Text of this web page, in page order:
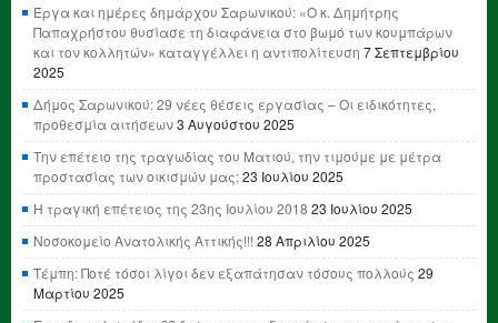
Έργα και ημέρες δημάρχου Σαρωνικού: «Ο κ. Δημήτρης
Παπαχρήστου θυσίασε τη διαφάνεια στο βωμό των κουμπάρων
και τον κολλητών» καταγγέλλει η αντιπολίτευση 7 Σεπτεμβρίου
2025
Δήμος Σαρωνικού: 29 νέες θέσεις εργασίας – Οι ειδικότητες,
προθεσμία αιτήσεων3 Αυγούστου 2025
Την επέτειο της τραγωδίας του Ματιού, την τιμούμε με μέτρα
προστασίας των οικισμών μας;23 Ιουλίου 2025
Η τραγική επέτειος της 23ης Ιουλίου 2018 23 Ιουλίου 2025
Νοσοκομείο Ανατολικής Αττικής!!! 28 Απριλίου 2025
Τέμπη: Ποτέ τόσοι λίγοι δεν εξαπάτησαν τόσους πολλούς 29
Μαρτίου 2025